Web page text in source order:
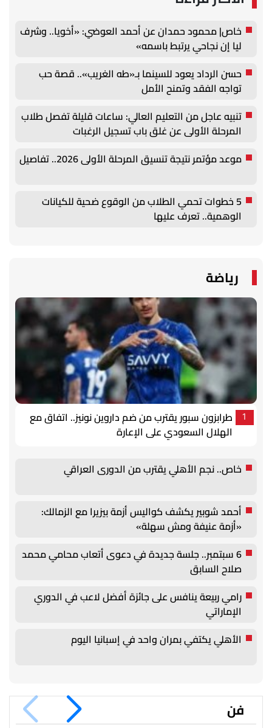
خاص| محمود حمدان عن أحمد العوضي: «أخويا.. وشرف
ليا إن نجاحي يرتبط باسمه»
حسن الرداد يعود للسينما بـ«طه الغريب».. قصة حب
تواجه الفقد وتمنح الأمل
تنبيه عاجل من التعليم العالي: ساعات قليلة تفصل طلاب
المرحلة الأولى عن غلق باب تسجيل الرغبات
موعد مؤتمر نتيجة تنسيق المرحلة الأولى 2026.. تفاصيل
5 خطوات تحمي الطلاب من الوقوع ضحية للكيانات
الوهمية.. تعرف عليها
رياضة
1
طرابزون سبور يقترب من ضم داروين نونيز.. اتفاق مع
الهلال السعودي على الإعارة
خاص.. نجم الأهلي يقترب من الدورى العراقي
أحمد شوبير يكشف كواليس أزمة بيزيرا مع الزمالك:
«أزمة عنيفة ومش سهلة»
6 سبتمبر.. جلسة جديدة في دعوى أتعاب محامي محمد
صلاح السابق
رامي ربيعة ينافس على جائزة أفضل لاعب في الدوري
الإماراتي
الأهلي يكتفي بمران واحد في إسبانيا اليوم
فن